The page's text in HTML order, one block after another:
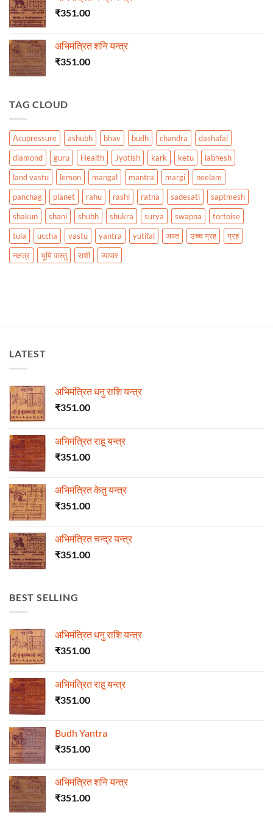
₹351.00
अभिमंत्रित शनि यन्त्र
₹351.00
TAG CLOUD
Acupressure ashubh bhav budh chandra
dashafal
diamond
guru Health Jyotish kark ketu
labhesh
land vastu
lemon mangal mantra margi
neelam
panchag
planet rahu rashi ratna sadesati
saptmesh
shakun
shani shubh shukra surya swapna
tortoise
tula
uccha vastu yantra yutifal अस्त उच्च ग्रह
ग्रह
नक्षत्र
भूमि वास्तु राशी व्यापार
LATEST
अभिमंत्रित धनु राशि यन्त्र
₹351.00
अभिमंत्रित राहू यन्त्र
₹351.00
अभिमंत्रित केतु यन्त्र
₹351.00
अभिमंत्रित चन्द्र यन्त्र
₹351.00
BEST SELLING
अभिमंत्रित धनु राशि यन्त्र
₹351.00
अभिमंत्रित राहू यन्त्र
₹351.00
Budh Yantra
₹351.00
अभिमंत्रित शनि यन्त्र
₹351.00